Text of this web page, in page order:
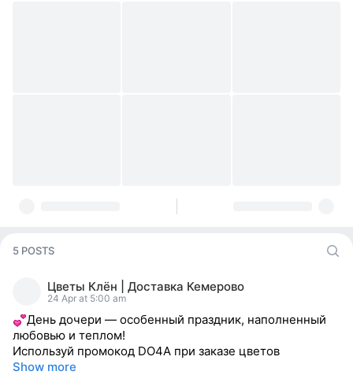
5 POSTS
Цветы Клён | Доставка Кемерово
24 Apr at 5:00 am
День дочери — особенный праздник, наполненный
любовью и теплом!
Используй промокод DO4A при заказе цветов
Show more